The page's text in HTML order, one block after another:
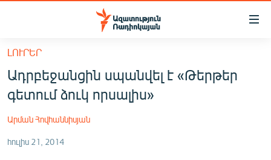
Մատչելիության
հիմնական
բովանդակությանը
Անցնել
հիմնական
մենյուին
ՀԱՅԱՍՏԱՆ
ՔԱՂԱՔԱԿԱՆ
ԸՆՏՐՈՒԹՅՈՒՆՆԵՐ 2026
ԻՐԱՎՈՒՆՔ
ԼՈՒՐԵՐ
Ադրբեջանցին սպանվել է «Թերթեր
գետում ձուկ որսալիս»
Արման Հովհաննիսյան
հուլիս 21, 2014